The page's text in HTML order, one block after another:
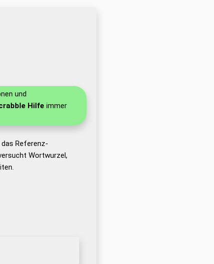
und
Hilfe immer
Referenz-
Wortwurzel,